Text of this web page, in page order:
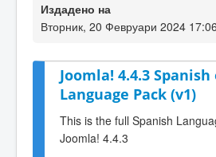
Издадено на
Вторник, 20 Февруари 2024 17:06
Joomla! 4.4.3 Spanish
Language Pack (v1)
This is the full Spanish
Joomla! 4.4.3